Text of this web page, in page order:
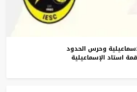
وحرس الحدود
قمة استاد الإسماعيلية